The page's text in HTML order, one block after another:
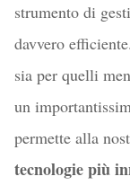
strumento di
davvero
sia per quelli
un
permette alla
tecnologie più